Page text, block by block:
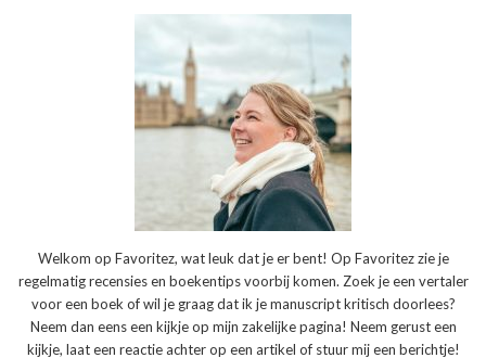
Welkom op Favoritez, wat leuk dat je er bent! Op Favoritez zie je
regelmatig recensies en boekentips voorbij komen. Zoek je een vertaler
voor een boek of wil je graag dat ik je manuscript kritisch doorlees?
Neem dan eens een kijkje op mijn zakelijke pagina! Neem gerust een
kijkje, laat een reactie achter op een artikel of stuur mij een berichtje!